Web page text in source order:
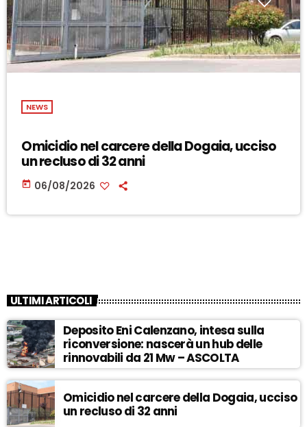
NEWS
Omicidio nel carcere della Dogaia, ucciso
un recluso di 32 anni
today 06/08/2026
ULTIMI ARTICOLI
Deposito Eni Calenzano, intesa sulla
riconversione: nascerà un hub delle
rinnovabili da 21 Mw – ASCOLTA
Omicidio nel carcere della Dogaia, ucciso
un recluso di 32 anni